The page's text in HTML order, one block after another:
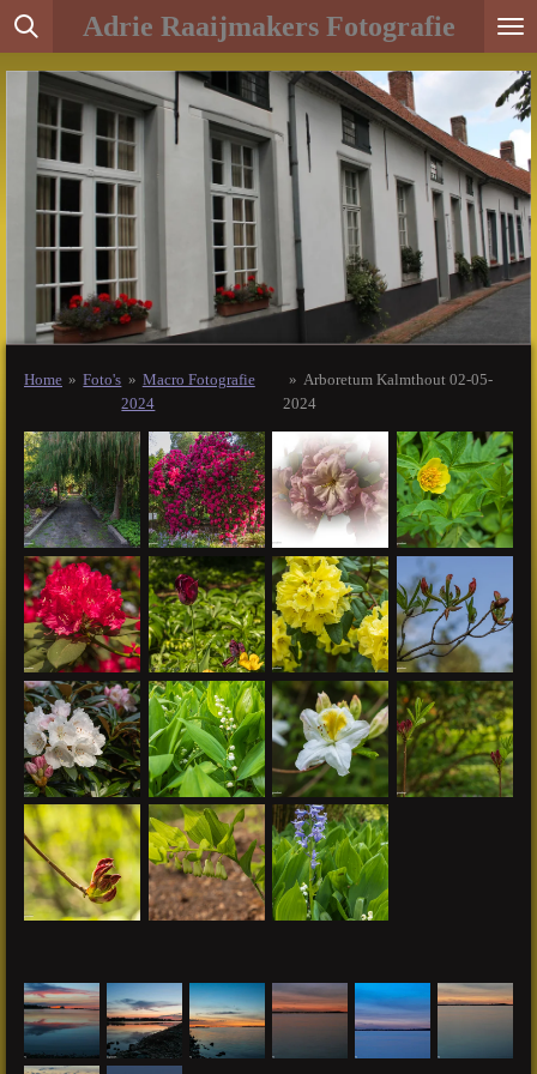
Ga
naar
hoofdinhoud
Adrie Raaijmakers Fotografie
Home » Foto's » Macro Fotografie
2024
» Arboretum Kalmthout 02-05-
2024